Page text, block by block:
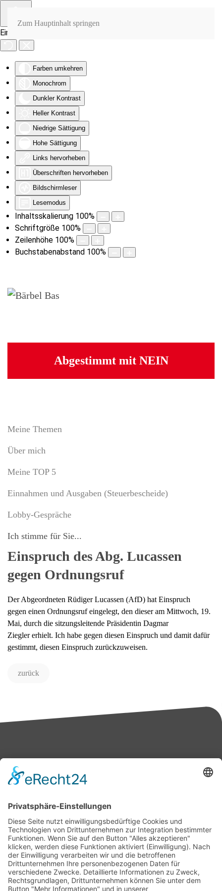
Eingabehilfen öffnen
Farben umkehren
Monochrom
Dunkler Kontrast
Heller Kontrast
Niedrige Sättigung
Hohe Sättigung
Links hervorheben
Überschriften hervorheben
Bildschirmleser
Lesemodus
Inhaltsskalierung 100%
Schriftgröße 100%
Zeilenhöhe 100%
Buchstabenabstand 100%
Zum Hauptinhalt springen
Abgestimmt mit NEIN
Meine Themen
Über mich
Meine TOP 5
Einnahmen und Ausgaben (Steuerbescheide)
Lobby-Gespräche
Ich stimme für Sie...
Einspruch des Abg. Lucassen
gegen Ordnungsruf
Der Abgeordneten Rüdiger Lucassen (AfD) hat Einspruch
gegen einen Ordnungsruf eingelegt, den dieser am Mittwoch, 19.
Mai, durch die sitzungsleitende Präsidentin Dagmar
Ziegler erhielt. Ich habe gegen diesen Einspruch und damit dafür
gestimmt, diesen Einspruch zurückzuweisen.
zurück
Mitglied des Deutschen Bundestages
Presse & Downloads
Pressemitteilungen
Pressefotos
BASis Info